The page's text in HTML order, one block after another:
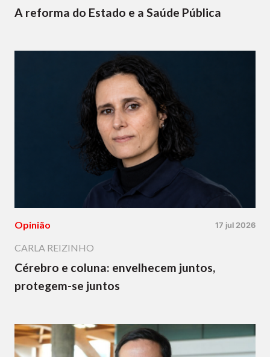
A reforma do Estado e a Saúde Pública
Opinião 17 jul 2026
CARLA REIZINHO
Cérebro e coluna: envelhecem juntos,
protegem-se juntos